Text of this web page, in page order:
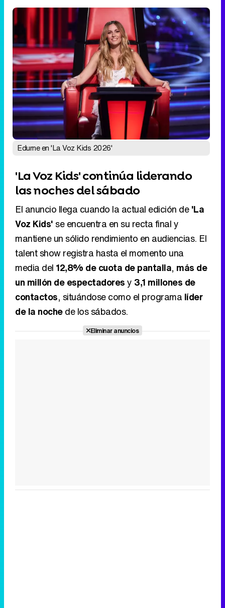
Edurne en 'La Voz Kids 2026'
'La Voz Kids' continúa liderando
las noches del sábado
El anuncio llega cuando la actual edición de'La
Voz Kids' se encuentra en su recta final y
mantiene un sólido rendimiento en audiencias. El
talent show registra hasta el momento una
media del 12,8% de cuota de pantalla, más de
un millón de espectadoresy 3,1 millones de
contactos, situándose como el programa líder
de la nochede los sábados.
Eliminar anuncios